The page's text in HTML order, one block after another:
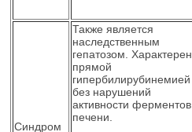
Синдром
Также является
наследственным
гепатозом. Характерен
прямой
гипербилирубинемией
без нарушений
активности ферментов
печени.